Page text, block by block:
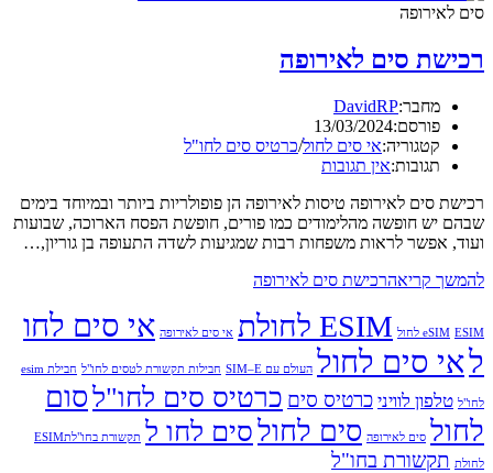
סים לאירופה
רכישת סים לאירופה
מחבר:DavidRP
פורסם:13/03/2024
קטגוריה:אי סים לחול/כרטיס סים לחו"ל
תגובות:אין תגובות
רכישת סים לאירופה טיסות לאירופה הן פופולריות ביותר ובמיוחד בימים
שבהם יש חופשה מהלימודים כמו פורים, חופשת הפסח הארוכה, שבועות
ועוד, אפשר לראות משפחות רבות שמגיעות לשדה התעופה בן גוריון,…
להמשך קריאהרכישת סים לאירופה
eSIM ESIM לחול ESIM לחולת אי סים לאירופה אי סים לחו
לאי סים לחול העולם עם SIM–E חבילות תקשורת לטסים לחו"ל חבילת esim
לחו"ל טלפון לוויני כרטיס סים כרטיס סים לחו"לסום
לחול סים לאירופה סים לחולסים לחו ל תקשורת בחו"לתESIM
לחולת תקשורת בחו"ל